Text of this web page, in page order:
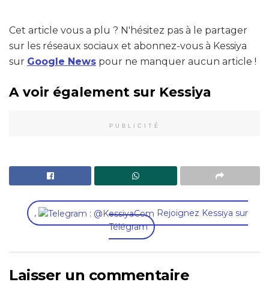
Cet article vous a plu ? N'hésitez pas à le partager
sur les réseaux sociaux et abonnez-vous à Kessiya
sur Google News pour ne manquer aucun article !
A voir également sur Kessiya
PUBLICITÉ
,
Rejoignez Kessiya sur
Télégram
Laisser un commentaire